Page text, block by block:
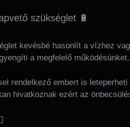
szükséglet 🔋
kevésbé hasonlít a vízhez
a megfelelő működésünket.
rendelkező embert is
hivatkoznak ezért az